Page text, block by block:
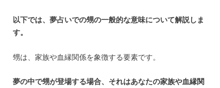
以下では、夢占いでの甥の一般的な意味について解説しま
す。
甥は、家族や血縁関係を象徴する要素です。
夢の中で甥が登場する場合、それはあなたの家族や血縁関